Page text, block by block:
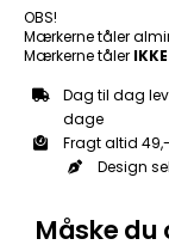
OBS!
Mærkerne tåler
Mærkerne tåler IKKE
Dag til dag
dage
Fragt altid 49,-
Design
Måske du